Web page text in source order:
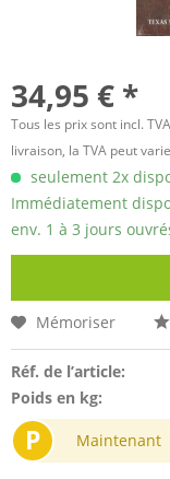
34,95 € *
Tous les prix sont incl.
livraison, la TVA peut
seulement 2x
Immédiatement
env. 1 à 3 jours
Mémoriser
Réf. de l’article:
Poids en kg:
P Maintenant